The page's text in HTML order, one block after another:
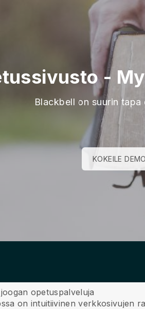
-
Blackbell on suurin
KOKEILE
opetuspalveluja
on intuitiivinen verkkosivujen